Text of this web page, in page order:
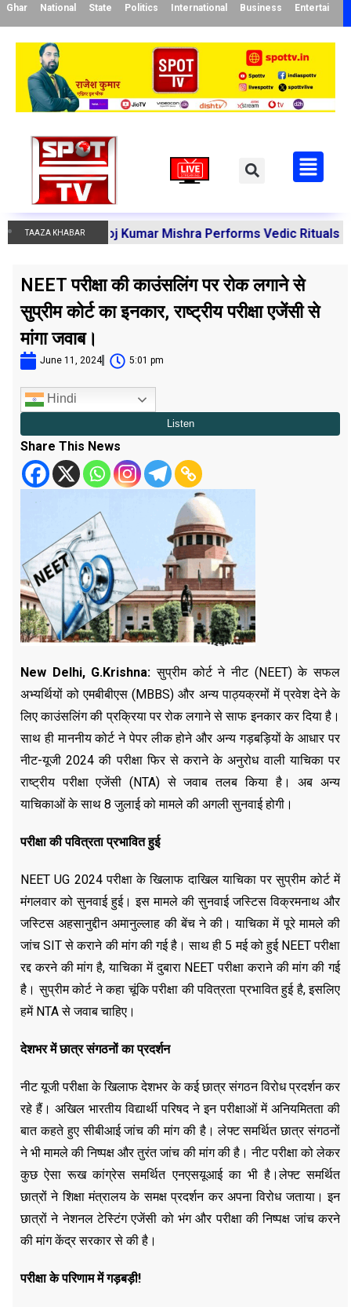
Ghar National State Politics International Business
TAAZA KHABAR
Manoj Kumar Mishra Performs Vedic Rituals for the
NEET परीक्षा की काउंसलिंग पर रोक लगाने से
सुप्रीम कोर्ट का इनकार, राष्ट्रीय परीक्षा एजेंसी से
मांगा जवाब।
June 11, 2024 5:01 pm
Hindi
Share This News
New Delhi, G.Krishna: सुप्रीम कोर्ट ने नीट (NEET) के सफल
अभ्यर्थियों को एमबीबीएस (MBBS) और अन्य पाठ्यक्रमों में प्रवेश देने के
लिए काउंसलिंग की प्रक्रिया पर रोक लगाने से साफ इनकार कर दिया है।
साथ ही माननीय कोर्ट ने पेपर लीक होने और अन्य गड़बड़ियों के आधार पर
नीट-यूजी 2024 की परीक्षा फिर से कराने के अनुरोध वाली याचिका पर
राष्ट्रीय परीक्षा एजेंसी (NTA) से जवाब तलब किया है। अब अन्य
याचिकाओं के साथ 8 जुलाई को मामले की अगली सुनवाई होगी।
परीक्षा की पवित्रता प्रभावित हुई
NEET UG 2024 परीक्षा के खिलाफ दाखिल याचिका पर सुप्रीम कोर्ट में
मंगलवार को सुनवाई हुई। इस मामले की सुनवाई जस्टिस विक्रमनाथ और
जस्टिस अहसानुद्दीन अमानुल्लाह की बेंच ने की। याचिका में पूरे मामले की
जांच SIT से कराने की मांग की गई है। साथ ही 5 मई को हुई NEET परीक्षा
रद्द करने की मांग है, याचिका में दुबारा NEET परीक्षा कराने की मांग की गई
है। सुप्रीम कोर्ट ने कहा चूंकि परीक्षा की पवित्रता प्रभावित हुई है, इसलिए
हमें NTA से जवाब चाहिए।
देशभर में छात्र संगठनों का प्रदर्शन
नीट यूजी परीक्षा के खिलाफ देशभर के कई छात्र संगठन विरोध प्रदर्शन कर
रहे हैं। अखिल भारतीय विद्यार्थी परिषद ने इन परीक्षाओं में अनियमितता की
बात कहते हुए सीबीआई जांच की मांग की है। लेफ्ट समर्थित छात्र संगठनों
ने भी मामले की निष्पक्ष और तुरंत जांच की मांग की है। नीट परीक्षा को लेकर
कुछ ऐसा रूख कांग्रेस समर्थित एनएसयूआई का भी है।लेफ्ट समर्थित
छात्रों ने शिक्षा मंत्रालय के समक्ष प्रदर्शन कर अपना विरोध जताया। इन
छात्रों ने नेशनल टेस्टिंग एजेंसी को भंग और परीक्षा की निष्पक्ष जांच करने
की मांग केंद्र सरकार से की है।
परीक्षा के परिणाम में गड़बड़ी!